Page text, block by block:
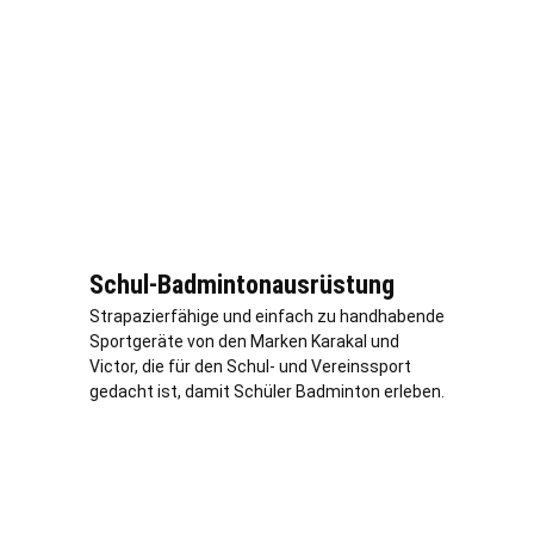
Schul-Badmintonausrüstung
Strapazierfähige und einfach zu handhabende
Sportgeräte von den Marken Karakal und
Victor, die für den Schul- und Vereinssport
gedacht ist, damit Schüler Badminton erleben.